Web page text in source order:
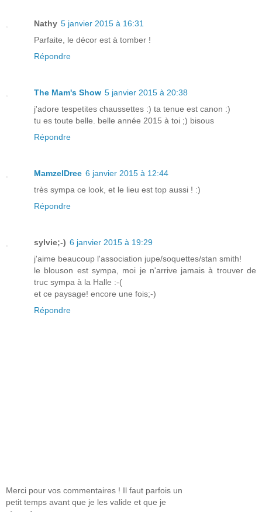
Nathy 5 janvier 2015 à 16:31
Parfaite, le décor est à tomber !
Répondre
The Mam's Show 5 janvier 2015 à 20:38
j'adore tespetites chaussettes :) ta tenue est canon :)
tu es toute belle. belle année 2015 à toi ;) bisous
Répondre
MamzelDree 6 janvier 2015 à 12:44
très sympa ce look, et le lieu est top aussi ! :)
Répondre
sylvie;-) 6 janvier 2015 à 19:29
j'aime beaucoup l'association jupe/soquettes/stan smith!
le blouson est sympa, moi je n'arrive jamais à trouver de
truc sympa à la Halle :-(
et ce paysage! encore une fois;-)
Répondre
Merci pour vos commentaires ! Il faut parfois un
petit temps avant que je les valide et que je